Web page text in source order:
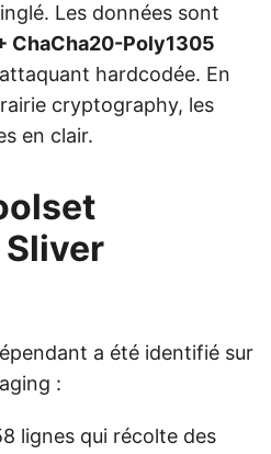
Les données sont
ChaCha20-Poly1305
hardcodée. En
cryptography, les
en clair.
a été identifié sur
:
lignes qui récolte des